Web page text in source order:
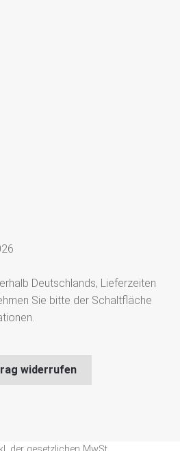
Deutschlands, Lieferzeiten
Sie bitte der Schaltfläche
widerrufen